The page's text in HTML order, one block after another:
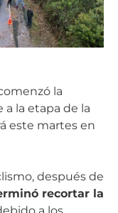
la
la etapa de la
este martes en
después de
recortar la
a los